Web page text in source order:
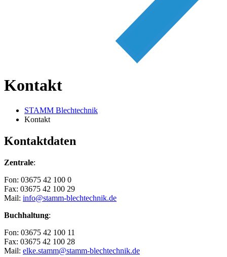
Kontakt
STAMM Blechtechnik
Kontakt
Kontaktdaten
Zentrale:
Fon: 03675 42 100 0
Fax: 03675 42 100 29
Mail: info@stamm-blechtechnik.de
Buchhaltung:
Fon: 03675 42 100 11
Fax: 03675 42 100 28
Mail: elke.stamm@stamm-blechtechnik.de